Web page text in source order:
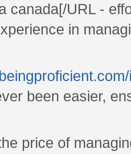
canada[/URL -
in
been easier,
price of